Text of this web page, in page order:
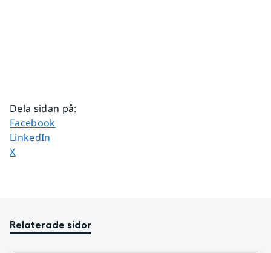
Dela sidan på:
Dela sidan på
Facebook
Dela sidan på
LinkedIn
Dela sidan på
X
Relaterade sidor